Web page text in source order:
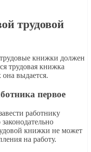
трудовой
книжки должен
трудовая книжка
выдается.
первое
работнику
книжки не может
на работу.